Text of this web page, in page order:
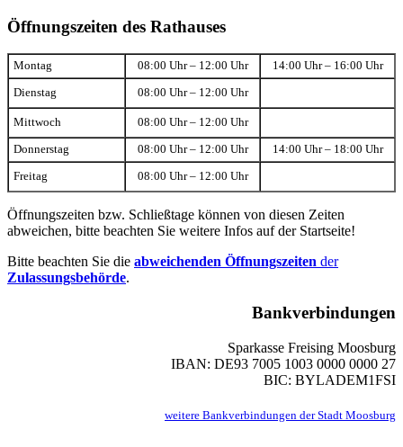
Öffnungszeiten des Rathauses
Montag 08:00 Uhr – 12:00 Uhr 14:00 Uhr – 16:00 Uhr
Dienstag 08:00 Uhr – 12:00 Uhr
Mittwoch 08:00 Uhr – 12:00 Uhr
Donnerstag 08:00 Uhr – 12:00 Uhr 14:00 Uhr – 18:00 Uhr
Freitag 08:00 Uhr – 12:00 Uhr
Öffnungszeiten bzw. Schließtage können von diesen Zeiten
abweichen, bitte beachten Sie weitere Infos auf der Startseite!
Bitte beachten Sie die abweichenden Öffnungszeiten der
Zulassungsbehörde.
Bankverbindungen
Sparkasse Freising Moosburg
IBAN: DE93 7005 1003 0000 0000 27
BIC: BYLADEM1FSI
weitere Bankverbindungen der Stadt Moosburg